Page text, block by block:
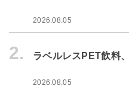
2026.08.05
2. ラベルレスPET飲料
2026.08.05